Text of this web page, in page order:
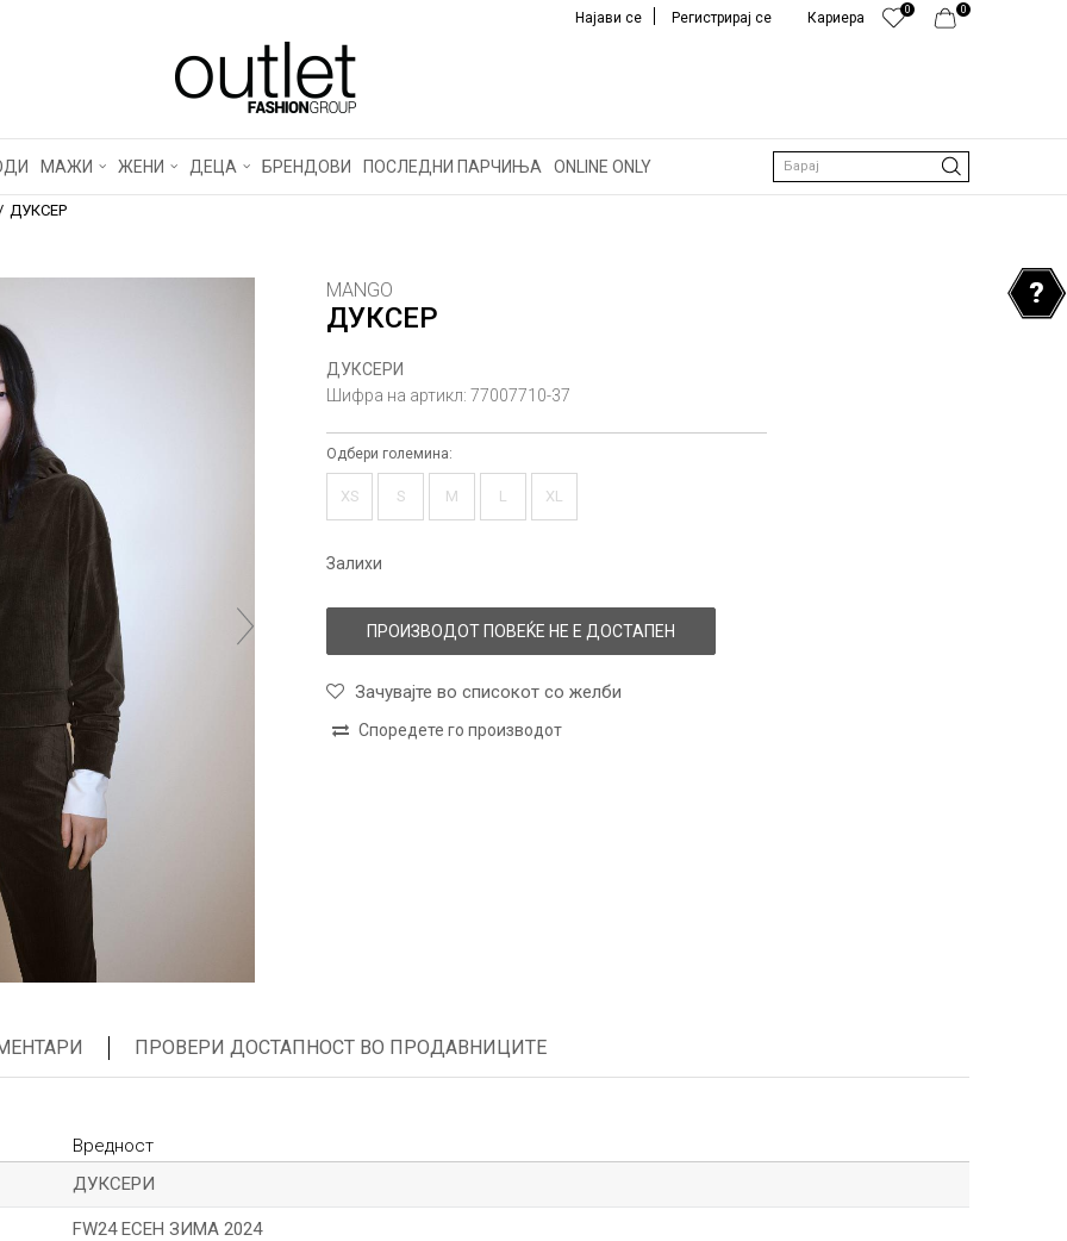
0
0
Кариера
Најави се Регистрирај се
МАЖИ ЖЕНИ ДЕЦА БРЕНДОВИ ПОСЛЕДНИ ПАРЧИЊА ONLINE ONLY Барај
ДУКСЕР
MANGO
ДУКСЕР
ДУКСЕРИ
Шифра на артикл: 77007710-37
Одбери големина:
XS S M L XL
Залихи
ПРОИЗВОДОТ ПОВЕЌЕ НЕ Е ДОСТАПЕН
Зачувајте во списокот со желби
Споредете го производот
ПРОВЕРИ ДОСТАПНОСТ ВО ПРОДАВНИЦИТЕ
Вредност
ДУКСЕРИ
FW24 ЕСЕН ЗИМА 2024